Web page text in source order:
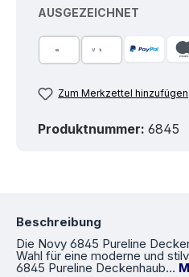
AUSGEZEICHNET
Zum Merkzettel hinzufügen
Produktnummer: 6845
Beschreibung
Die Novy 6845 Pureline
Wahl für eine moderne und
6845 Pureline Deckenhaub…